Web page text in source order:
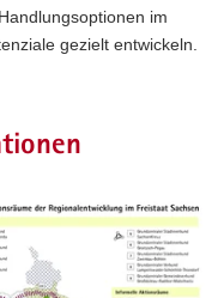
im
gezielt entwickeln.